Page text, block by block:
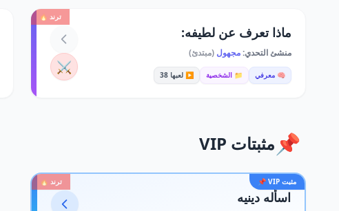
ترند 🔥
ماذا تعرف عن لطيفه:
منشئ التحدي:مجهول (مبتدئ)
🧠 معرفي 📁 الشخصية ▶️ لعبها 38 ⚔️
📌 مثبتات VIP
مثبت VIP 📌 ترند 🔥
اسأله دينيه